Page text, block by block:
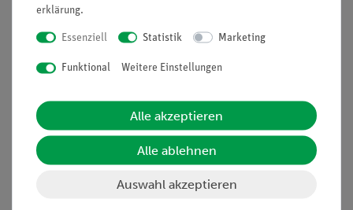
Nach oben
Informationen
Unternehmen
Service
Übersicht Service
erklärung.
Essenziell Statistik Marketing
Funktional Weitere Einstellungen
Alle akzeptieren
Alle ablehnen
Auswahl akzeptieren